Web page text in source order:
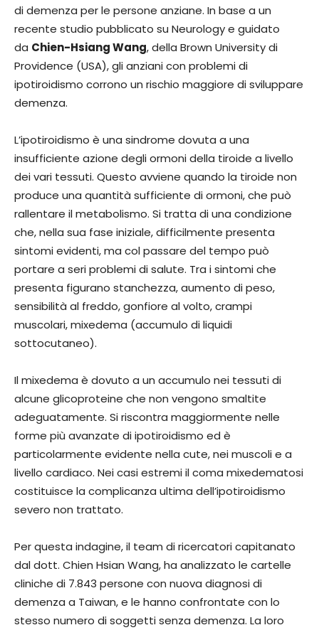
di demenza per le persone anziane. In base a un
recente studio pubblicato su Neurology e guidato
da Chien-Hsiang Wang, della Brown University di
Providence (USA), gli anziani con problemi di
ipotiroidismo corrono un rischio maggiore di sviluppare
demenza.
L’ipotiroidismo è una sindrome dovuta a una
insufficiente azione degli ormoni della tiroide a livello
dei vari tessuti. Questo avviene quando la tiroide non
produce una quantità sufficiente di ormoni, che può
rallentare il metabolismo. Si tratta di una condizione
che, nella sua fase iniziale, difficilmente presenta
sintomi evidenti, ma col passare del tempo può
portare a seri problemi di salute. Tra i sintomi che
presenta figurano stanchezza, aumento di peso,
sensibilità al freddo, gonfiore al volto, crampi
muscolari, mixedema (accumulo di liquidi
sottocutaneo).
Il mixedema è dovuto a un accumulo nei tessuti di
alcune glicoproteine che non vengono smaltite
adeguatamente. Si riscontra maggiormente nelle
forme più avanzate di ipotiroidismo ed è
particolarmente evidente nella cute, nei muscoli e a
livello cardiaco. Nei casi estremi il coma mixedematosi
costituisce la complicanza ultima dell’ipotiroidismo
severo non trattato.
Per questa indagine, il team di ricercatori capitanato
dal dott. Chien Hsian Wang, ha analizzato le cartelle
cliniche di 7.843 persone con nuova diagnosi di
demenza a Taiwan, e le hanno confrontate con lo
stesso numero di soggetti senza demenza. La loro